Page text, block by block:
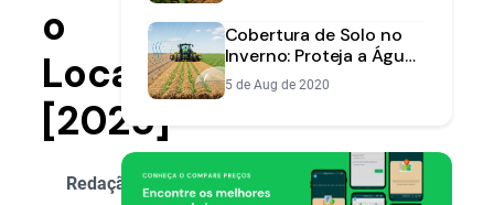
o
Local
[2025]
Redação Aegro
Cobertura de Solo no
Inverno: Proteja a Água
da Sua Lavoura
5 de Aug de 2020